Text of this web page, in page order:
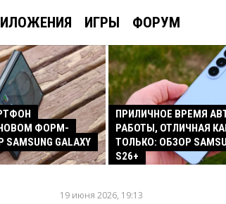
ИГРЫ ФОРУМ
ФОРМ-
GALAXY
ПРИЛИЧНОЕ ВРЕМЯ
РАБОТЫ, ОТЛИЧНАЯ
ТОЛЬКО: ОБЗОР
S26+
19 июня 2026, 19:13